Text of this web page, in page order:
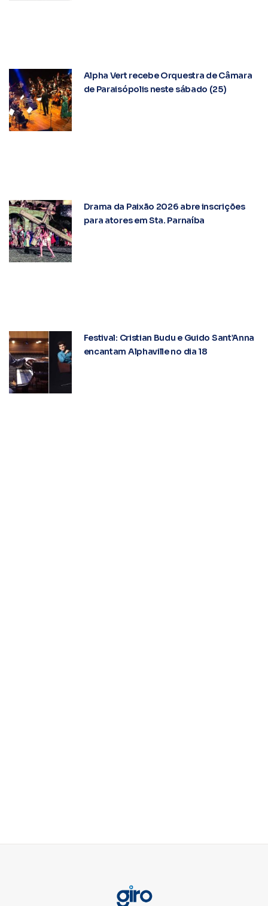
Alpha Vert recebe Orquestra de Câmara
de Paraisópolis neste sábado (25)
Drama da Paixão 2026 abre inscrições
para atores em Sta. Parnaíba
Festival: Cristian Budu e Guido Sant’Anna
encantam Alphaville no dia 18